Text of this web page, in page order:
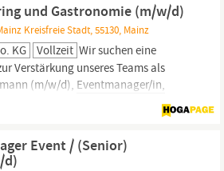
und Gastronomie (m/w/d)
Kreisfreie Stadt, 55130, Mainz
KG Vollzeit Wir suchen eine
Verstärkung unseres Teams als
(m/w/d), Eventmanager/in,
in. Deine Aufgaben: Du
mit dem Team und
für Veranstaltungen Du bist
Event / (Senior)
d)